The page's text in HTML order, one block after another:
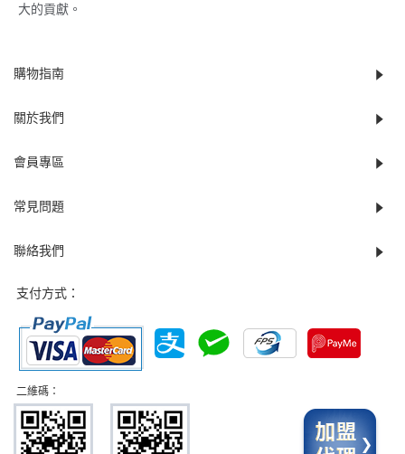
大的貢獻。
購物指南
關於我們
會員專區
常見問題
聯絡我們
支付方式：
二維碼：